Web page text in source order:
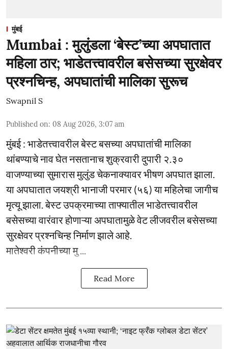
मुंबई
Mumbai : मुलुंडला ‘बेस्ट’च्या अपघातात
महिला ठार; भाडेतत्त्वावरील बसेसच्या सुरक्षेवर
प्रश्नचिन्ह, अपघातांची मालिका सुरूच
Swapnil S
Published on: 08 Aug 2026, 3:07 am
मुंबई : भाडेतत्त्वावरील बेस्ट बसच्या अपघातांची मालिका
थांबण्याचे नाव घेत नसतानाच शुक्रवारी दुपारी २.३०
वाजण्याच्या सुमारास मुलुंड चेकनाक्यावर भीषण अपघात झाला.
या अपघातात जयश्री भानाजी परमार (५६) या महिलेचा जागीच
मृत्यू झाला. बेस्ट उपक्रमाच्या ताफ्यातील भाडेतत्त्वावरील
बसेसच्या वारंवार होणाऱ्या अपघातामुळे वेट लीजवरील बसेसच्या
सुरक्षेवर प्रश्नचिन्ह निर्माण झाले आहे.
मातेश्वरी कंपनीच्या मु ...
Read More